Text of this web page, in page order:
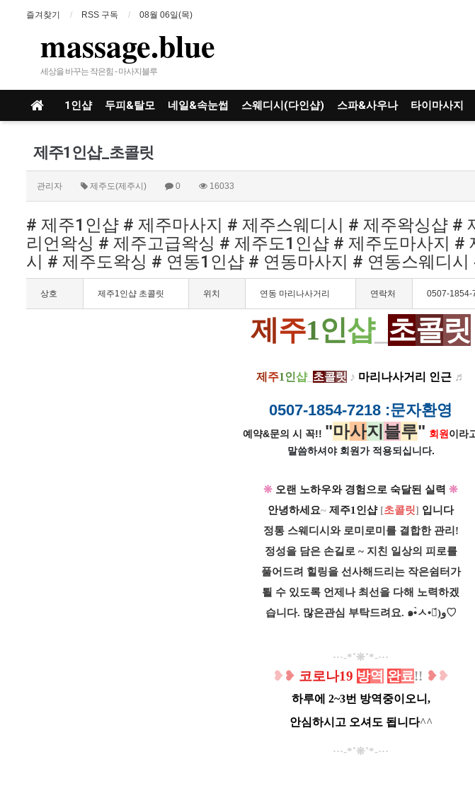
즐겨찾기 RSS 구독 08월 06일(목)
massage.blue
세상을 바꾸는 작은힘 - 마사지블루
1인샵 두피&탈모 네일&속눈썹 스웨디시(다인샵) 스파&사우나 타이마사지
제주1인샵_초콜릿
관리자 제주도(제주시) 0 16033
# 제주1인샵 # 제주마사지 # 제주스웨디시 # 제주왁싱샵 #
리언왁싱 # 제주고급왁싱 # 제주도1인샵 # 제주도마사지 #
시 # 제주도왁싱 # 연동1인샵 # 연동마사지 # 연동스웨디시
상호 제주1인샵 초콜릿 위치 연동 마리나사거리 연락처 0507-1854-
제주1인샵_ 초콜릿
제 주1인샵_ 초콜릿 ♪ 마리나사거리 인근 ♬
0507-1854-7218 :문자환영
예약&문의 시 꼭!! "마사지 블루" 회원 이라
말씀하셔야 회원가 적용되십니다.
❊ 오랜 노하우와 경험으로 숙달된 실력 ❊
안녕하세요~ 제주1인샵 [초콜릿] 입니다
정통 스웨디시와 로미로미를 결합한 관리!
정성을 담은 손길로 ~ 지친 일상의 피로를
풀어드려 힐링을 선사해드리는 작은쉼터가
퇼 수 있도록 언제나 최선을 다해 노력하겠
습니다. 많은관심 부탁드려요.
๑•̀ㅅ•๑́)و♡
···-*˚❊˚*-···
❥❥ 코로나19 방역 완료!! ❥❥
하루에 2~3번 방역중이오니,
안심하시고 오셔도 됩니다^^
···-*˚❊˚*-···